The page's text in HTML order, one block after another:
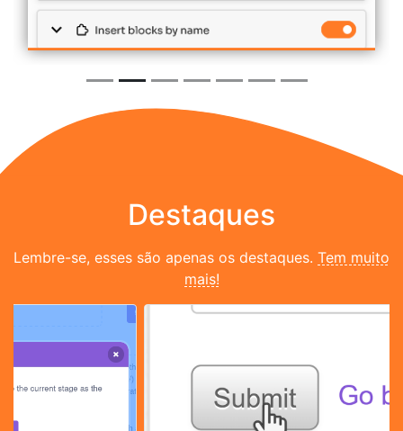
Destaques
Lembre-se, esses são apenas os destaques. Tem muito
mais!